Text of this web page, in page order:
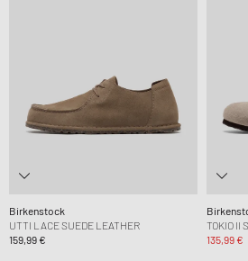
Birkenstock
UTTI LACE SUEDE LEATHER
159,99 €
TOKIO II
135,99 €